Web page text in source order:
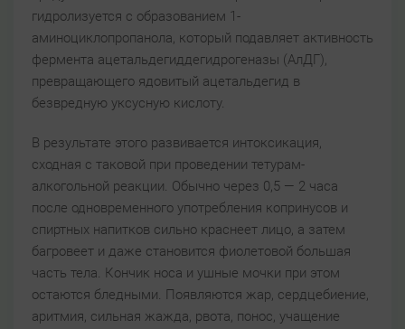
гидролизуется с образованием 1-
аминоциклопропанола, который подавляет активность
фермента ацетальдегиддегидрогеназы (АлДГ),
превращающего ядовитый ацетальдегид в
безвредную уксусную кислоту.
В результате этого развивается интоксикация,
сходная с таковой при проведении тетурам-
алкогольной реакции. Обычно через 0,5 — 2 часа
после одновременного употребления копринусов и
спиртных напитков сильно краснеет лицо, а затем
багровеет и даже становится фиолетовой большая
часть тела. Кончик носа и ушные мочки при этом
остаются бледными. Появляются жар, сердцебиение,
аритмия, сильная жажда, рвота, понос, учащение